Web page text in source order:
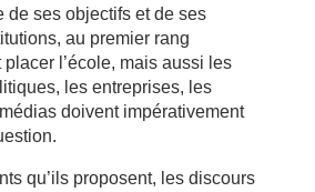
de ses objectifs et de ses
au premier rang
l’école, mais aussi les
les entreprises, les
doivent impérativement
qu’ils proposent, les discours